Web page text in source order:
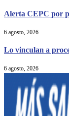
Alerta CEPC por
6 agosto, 2026
Lo vinculan a
6 agosto, 2026